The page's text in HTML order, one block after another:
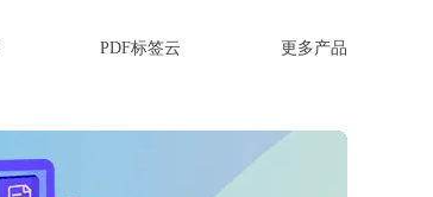
PDF标签云 更多产品